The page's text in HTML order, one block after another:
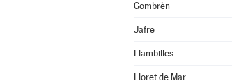
Gombrèn
Jafre
Llambilles
Lloret de Mar